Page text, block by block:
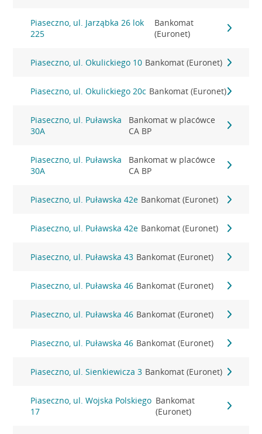
Piaseczno, ul. Jarząbka 26 lok
225
Bankomat
(Euronet)
Piaseczno, ul. Okulickiego 10 Bankomat (Euronet)
Piaseczno, ul. Okulickiego 20c Bankomat (Euronet)
Piaseczno, ul. Puławska
30A
Bankomat w placówce
CA BP
Piaseczno, ul. Puławska
30A
Bankomat w placówce
CA BP
Piaseczno, ul. Puławska 42e Bankomat (Euronet)
Piaseczno, ul. Puławska 42e Bankomat (Euronet)
Piaseczno, ul. Puławska 43 Bankomat (Euronet)
Piaseczno, ul. Puławska 46 Bankomat (Euronet)
Piaseczno, ul. Puławska 46 Bankomat (Euronet)
Piaseczno, ul. Puławska 46 Bankomat (Euronet)
Piaseczno, ul. Sienkiewicza 3 Bankomat (Euronet)
Piaseczno, ul. Wojska Polskiego
17
Bankomat
(Euronet)